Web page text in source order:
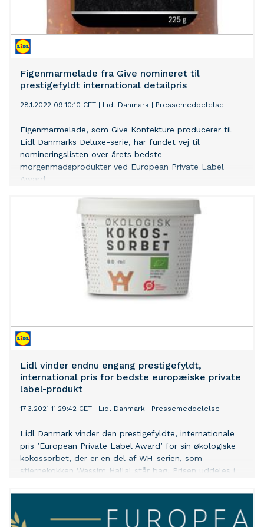
Figenmarmelade fra Give nomineret til
prestigefyldt international detailpris
28.1.2022 09:10:10 CET Lidl Danmark Pressemeddelelse
Figenmarmelade, som Give Konfekture producerer til
Lidl Danmarks Deluxe-serie, har fundet vej til
nomineringslisten over årets bedste
morgenmadsprodukter ved European Private Label
Award.
Lidl vinder endnu engang prestigefyldt,
international pris for bedste europæiske private
label-produkt
17.3.2021 11:29:42 CET Lidl Danmark Pressemeddelelse
Lidl Danmark vinder den prestigefyldte, internationale
pris ’European Private Label Award’ for sin økologiske
kokossorbet, der er en del af WH-serien, som
stjernekokken Wassim Hallal står bag. Prisen uddeles i
de bedste private label-produkter fra 17 europæiske
lande har kæmpet om priser. Lidl havde i alt fem
danskproducerede produkter nomineret.